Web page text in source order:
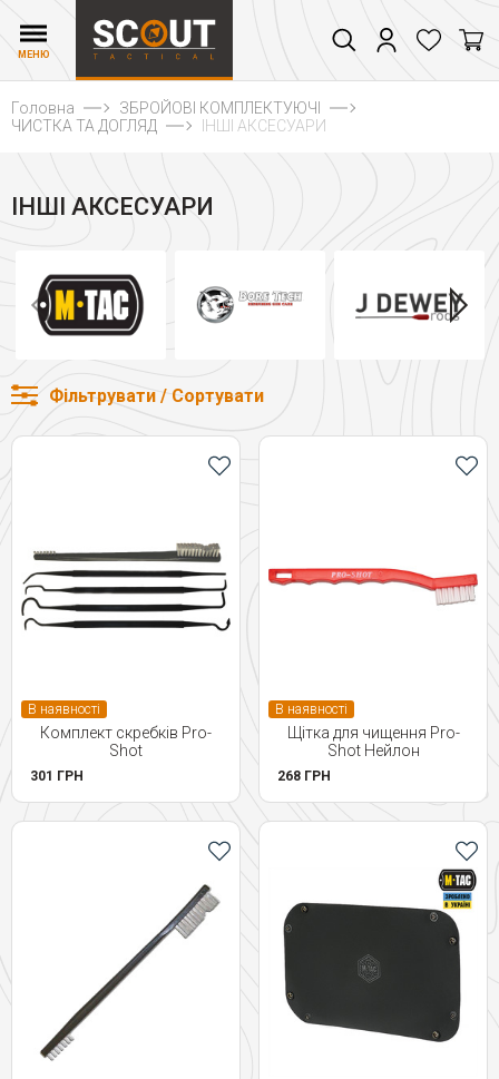
МЕНЮ
Головна
ЗБРОЙОВІ КОМПЛЕКТУЮЧІ
ЧИСТКА ТА ДОГЛЯД
ІНШІ АКСЕСУАРИ
ІНШІ АКСЕСУАРИ
Фільтрувати / Сортувати
В наявності
Комплект скребків Pro-
Shot
301 ГРН
В наявності
Щітка для чищення Pro-
Shot Нейлон
268 ГРН